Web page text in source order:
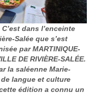
C’est dans l’enceinte
Salée que s’est
par MARTINIQUE-
DE RIVIÈRE-SALÉE.
la saléenne Marie-
langue et culture
édition a connu un